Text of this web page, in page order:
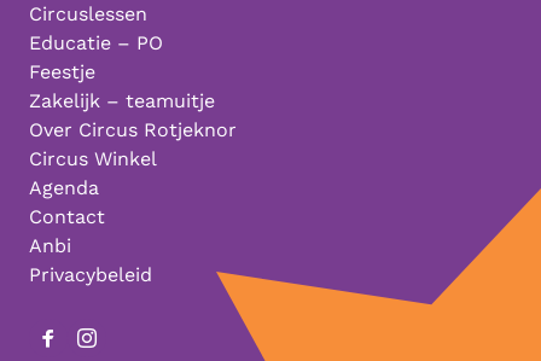
Circuslessen
Educatie – PO
Feestje
Zakelijk – teamuitje
Over Circus Rotjeknor
Circus Winkel
Agenda
Contact
Anbi
Privacybeleid